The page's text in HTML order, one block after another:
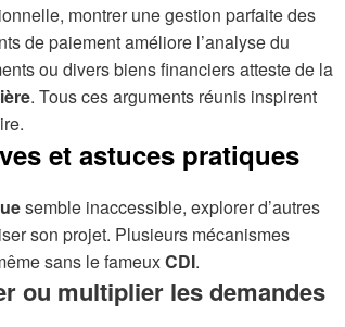
montrer une gestion parfaite des
de paiement améliore l’analyse du
ou divers biens financiers atteste de la
. Tous ces arguments réunis inspirent
et astuces pratiques
semble inaccessible, explorer d’autres
son projet. Plusieurs mécanismes
sans le fameuxCDI.
ou multiplier les demandes